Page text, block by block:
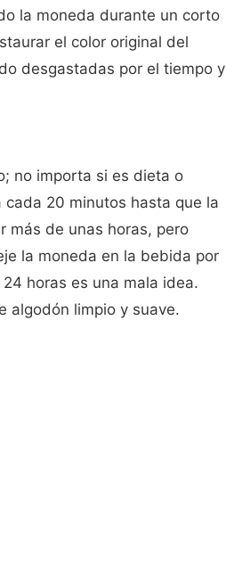
la moneda durante un corto
el color original del
desgastadas por el tiempo y
no importa si es dieta o
cada 20 minutos hasta que la
más de unas horas, pero
la moneda en la bebida por
horas es una mala idea.
algodón limpio y suave.